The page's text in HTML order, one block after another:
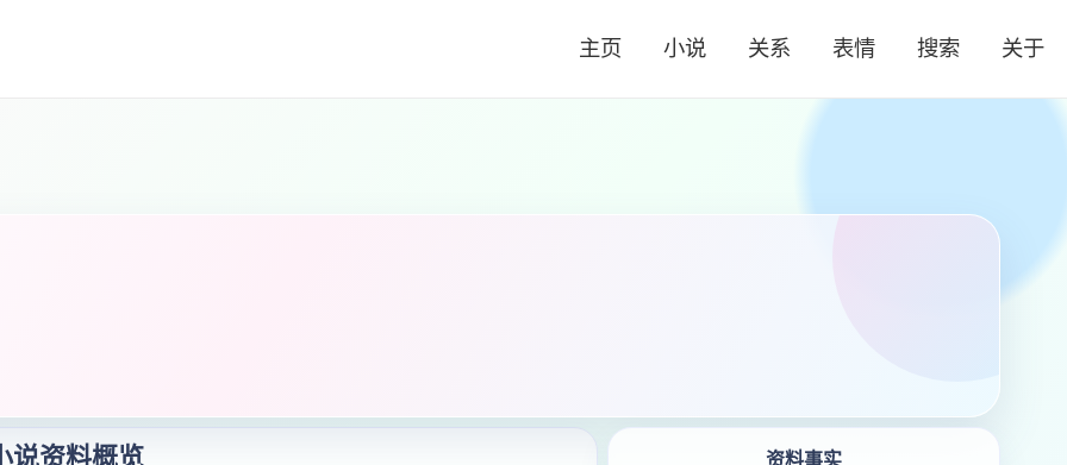
主页 小说 关系 表情 搜索 关于
说资料概览 资料事实